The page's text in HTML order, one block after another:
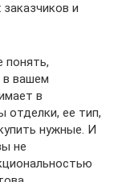
и
понять,
в вашем
в
ее тип,
нужные. И
не